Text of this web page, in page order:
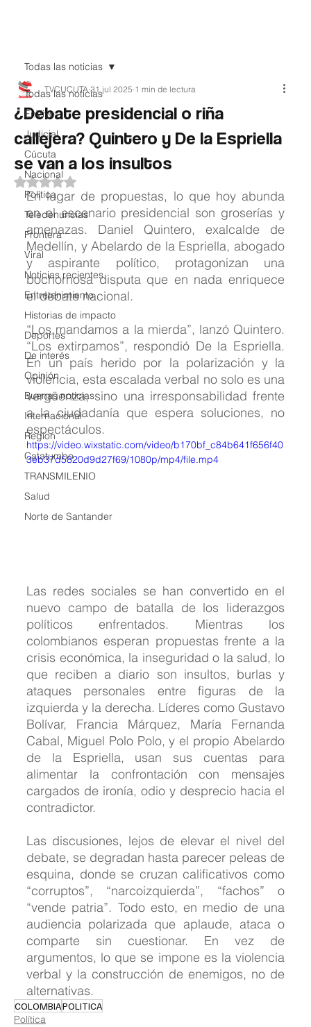
Todas las noticias
EnVivo
Judicial
Cúcuta
Nacional
Política
Teledenuncias
Frontera
Viral
Noticias recientes
Entretenimiento
Historias de impacto
Deportes
De interés
Opinión
Buenas noticias
Internacional
Region
Catatumbo
TRANSMILENIO
Salud
Norte de Santander
Todas las noticias
¿Debate presidencial o riña
callejera? Quintero y De la Espriella
se van a los insultos
TVCUCUTA 31 jul 2025 1 min de lectura
Obtuvo NaN de 5 estrellas.
En lugar de propuestas, lo que hoy abunda
en el escenario presidencial son groserías y
amenazas. Daniel Quintero, exalcalde de
Medellín, y Abelardo de la Espriella, abogado
y aspirante político, protagonizan una
bochornosa disputa que en nada enriquece
el debate nacional.
“Los mandamos a la mierda”, lanzó Quintero.
“Los extirpamos”, respondió De la Espriella.
En un país herido por la polarización y la
violencia, esta escalada verbal no solo es una
vergüenza, sino una irresponsabilidad frente
a la ciudadanía que espera soluciones, no
espectáculos.
https://video.wixstatic.com/video/b170bf_c84b641f656f40
3eb37d5820d9d27f69/1080p/mp4/file.mp4
Las redes sociales se han convertido en el
nuevo campo de batalla de los liderazgos
políticos enfrentados. Mientras los
colombianos esperan propuestas frente a la
crisis económica, la inseguridad o la salud, lo
que reciben a diario son insultos, burlas y
ataques personales entre figuras de la
izquierda y la derecha. Líderes como Gustavo
Bolívar, Francia Márquez, María Fernanda
Cabal, Miguel Polo Polo, y el propio Abelardo
de la Espriella, usan sus cuentas para
alimentar la confrontación con mensajes
cargados de ironía, odio y desprecio hacia el
contradictor.
Las discusiones, lejos de elevar el nivel del
debate, se degradan hasta parecer peleas de
esquina, donde se cruzan calificativos como
“corruptos”, “narcoizquierda”, “fachos” o
“vende patria”. Todo esto, en medio de una
audiencia polarizada que aplaude, ataca o
comparte sin cuestionar. En vez de
argumentos, lo que se impone es la violencia
verbal y la construcción de enemigos, no de
alternativas.
COLOMBIAPOLITICA
Política